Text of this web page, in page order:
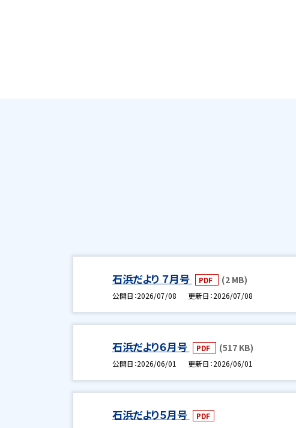
石浜だより ７月号 PDF (2 MB)
公開日 2026/07/08 更新日 2026/07/08
石浜だより６月号 PDF (517 KB)
公開日 2026/06/01 更新日 2026/06/01
石浜だより５月号
PDF